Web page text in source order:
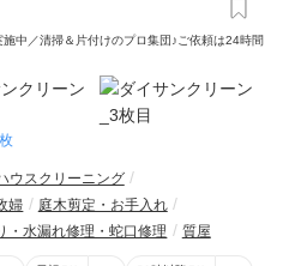
中／清掃＆片付けのプロ集団♪ご依頼は24時間
ウスクリーニング
婦
庭木剪定・お手入れ
・水漏れ修理・蛇口修理 質屋